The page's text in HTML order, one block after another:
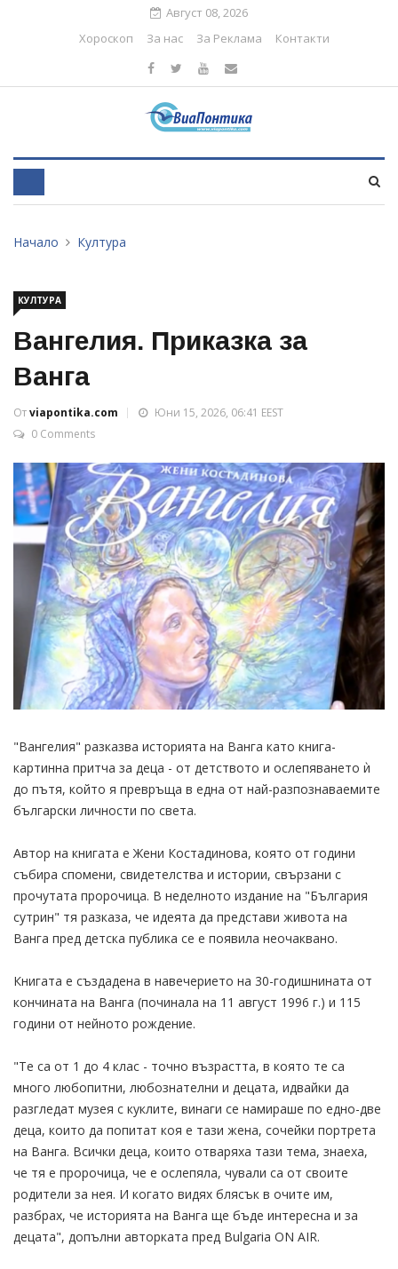
Август 08, 2026
Хороскоп
За нас За Реклама Контакти
Начало Култура
КУЛТУРА
Вангелия. Приказка за
Ванга
Отviapontika.com
Юни 15, 2026, 06:41 EEST
0 Comments
"Вангелия" разказва историята на Ванга като книга-
картинна притча за деца - от детството и ослепяването ѝ
до пътя, който я превръща в една от най-разпознаваемите
български личности по света.
Автор на книгата е Жени Костадинова, която от години
събира спомени, свидетелства и истории, свързани с
прочутата пророчица. В неделното издание на "България
сутрин" тя разказа, че идеята да представи живота на
Ванга пред детска публика се е появила неочаквано.
Книгата е създадена в навечерието на 30-годишнината от
кончината на Ванга (починала на 11 август 1996 г.) и 115
години от нейното рождение.
"Те са от 1 до 4 клас - точно възрастта, в която те са
много любопитни, любознателни и децата, идвайки да
разгледат музея с куклите, винаги се намираше по едно-две
деца, които да попитат коя е тази жена, сочейки портрета
на Ванга. Всички деца, които отваряха тази тема, знаеха,
че тя е пророчица, че е ослепяла, чували са от своите
родители за нея. И когато видях блясък в очите им,
разбрах, че историята на Ванга ще бъде интересна и за
децата", допълни авторката пред Bulgaria ON AIR.